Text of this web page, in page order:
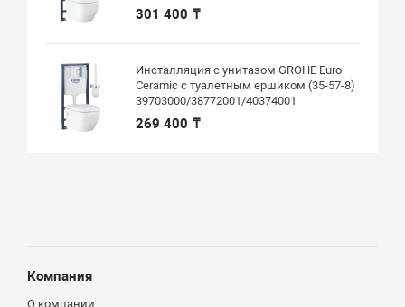
301 400 ₸
Инсталляция с унитазом GROHE Euro
Ceramic с туалетным ершиком (35-57-8)
39703000/38772001/40374001
269 400 ₸
Компания
О компании